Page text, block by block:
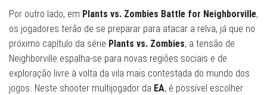
Por outro lado, em Plants vs. Zombies Battle for Neighborville,
os jogadores terão de se preparar para atacar a relva, já que no
próximo capítulo da série Plants vs. Zombies, a tensão de
Neighborville espalha-se para novas regiões sociais e de
exploração livre à volta da vila mais contestada do mundo dos
jogos. Neste shooter multijogador da EA, é possível escolher